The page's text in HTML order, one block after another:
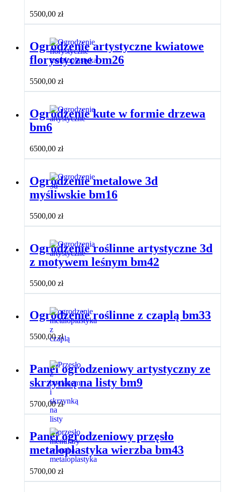
5500,00 zł
Ogrodzenie artystyczne kwiatowe
florystyczne bm26
5500,00 zł
Ogrodzenie kute w formie drzewa
bm6
6500,00 zł
Ogrodzenie metalowe 3d
myśliwskie bm16
5500,00 zł
Ogrodzenie roślinne artystyczne 3d
z motywem leśnym bm42
5500,00 zł
Ogrodzenie roślinne z czaplą bm33
5500,00zł
Panel ogrodzeniowy artystyczny ze
skrzynką na listy bm9
5700,00zł
Panel ogrodzeniowy przęsło
metaloplastyka wierzba bm43
5700,00 zł